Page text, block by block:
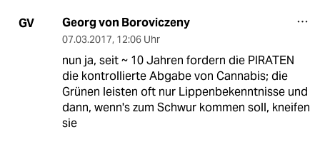
GV Georg von Boroviczeny
07.03.2017, 12:06 Uhr
nun ja, seit ~ 10 Jahren fordern die PIRATEN
die kontrollierte Abgabe von Cannabis; die
Grünen leisten oft nur Lippenbekenntnisse und
dann, wenn's zum Schwur kommen soll, kneifen
sie